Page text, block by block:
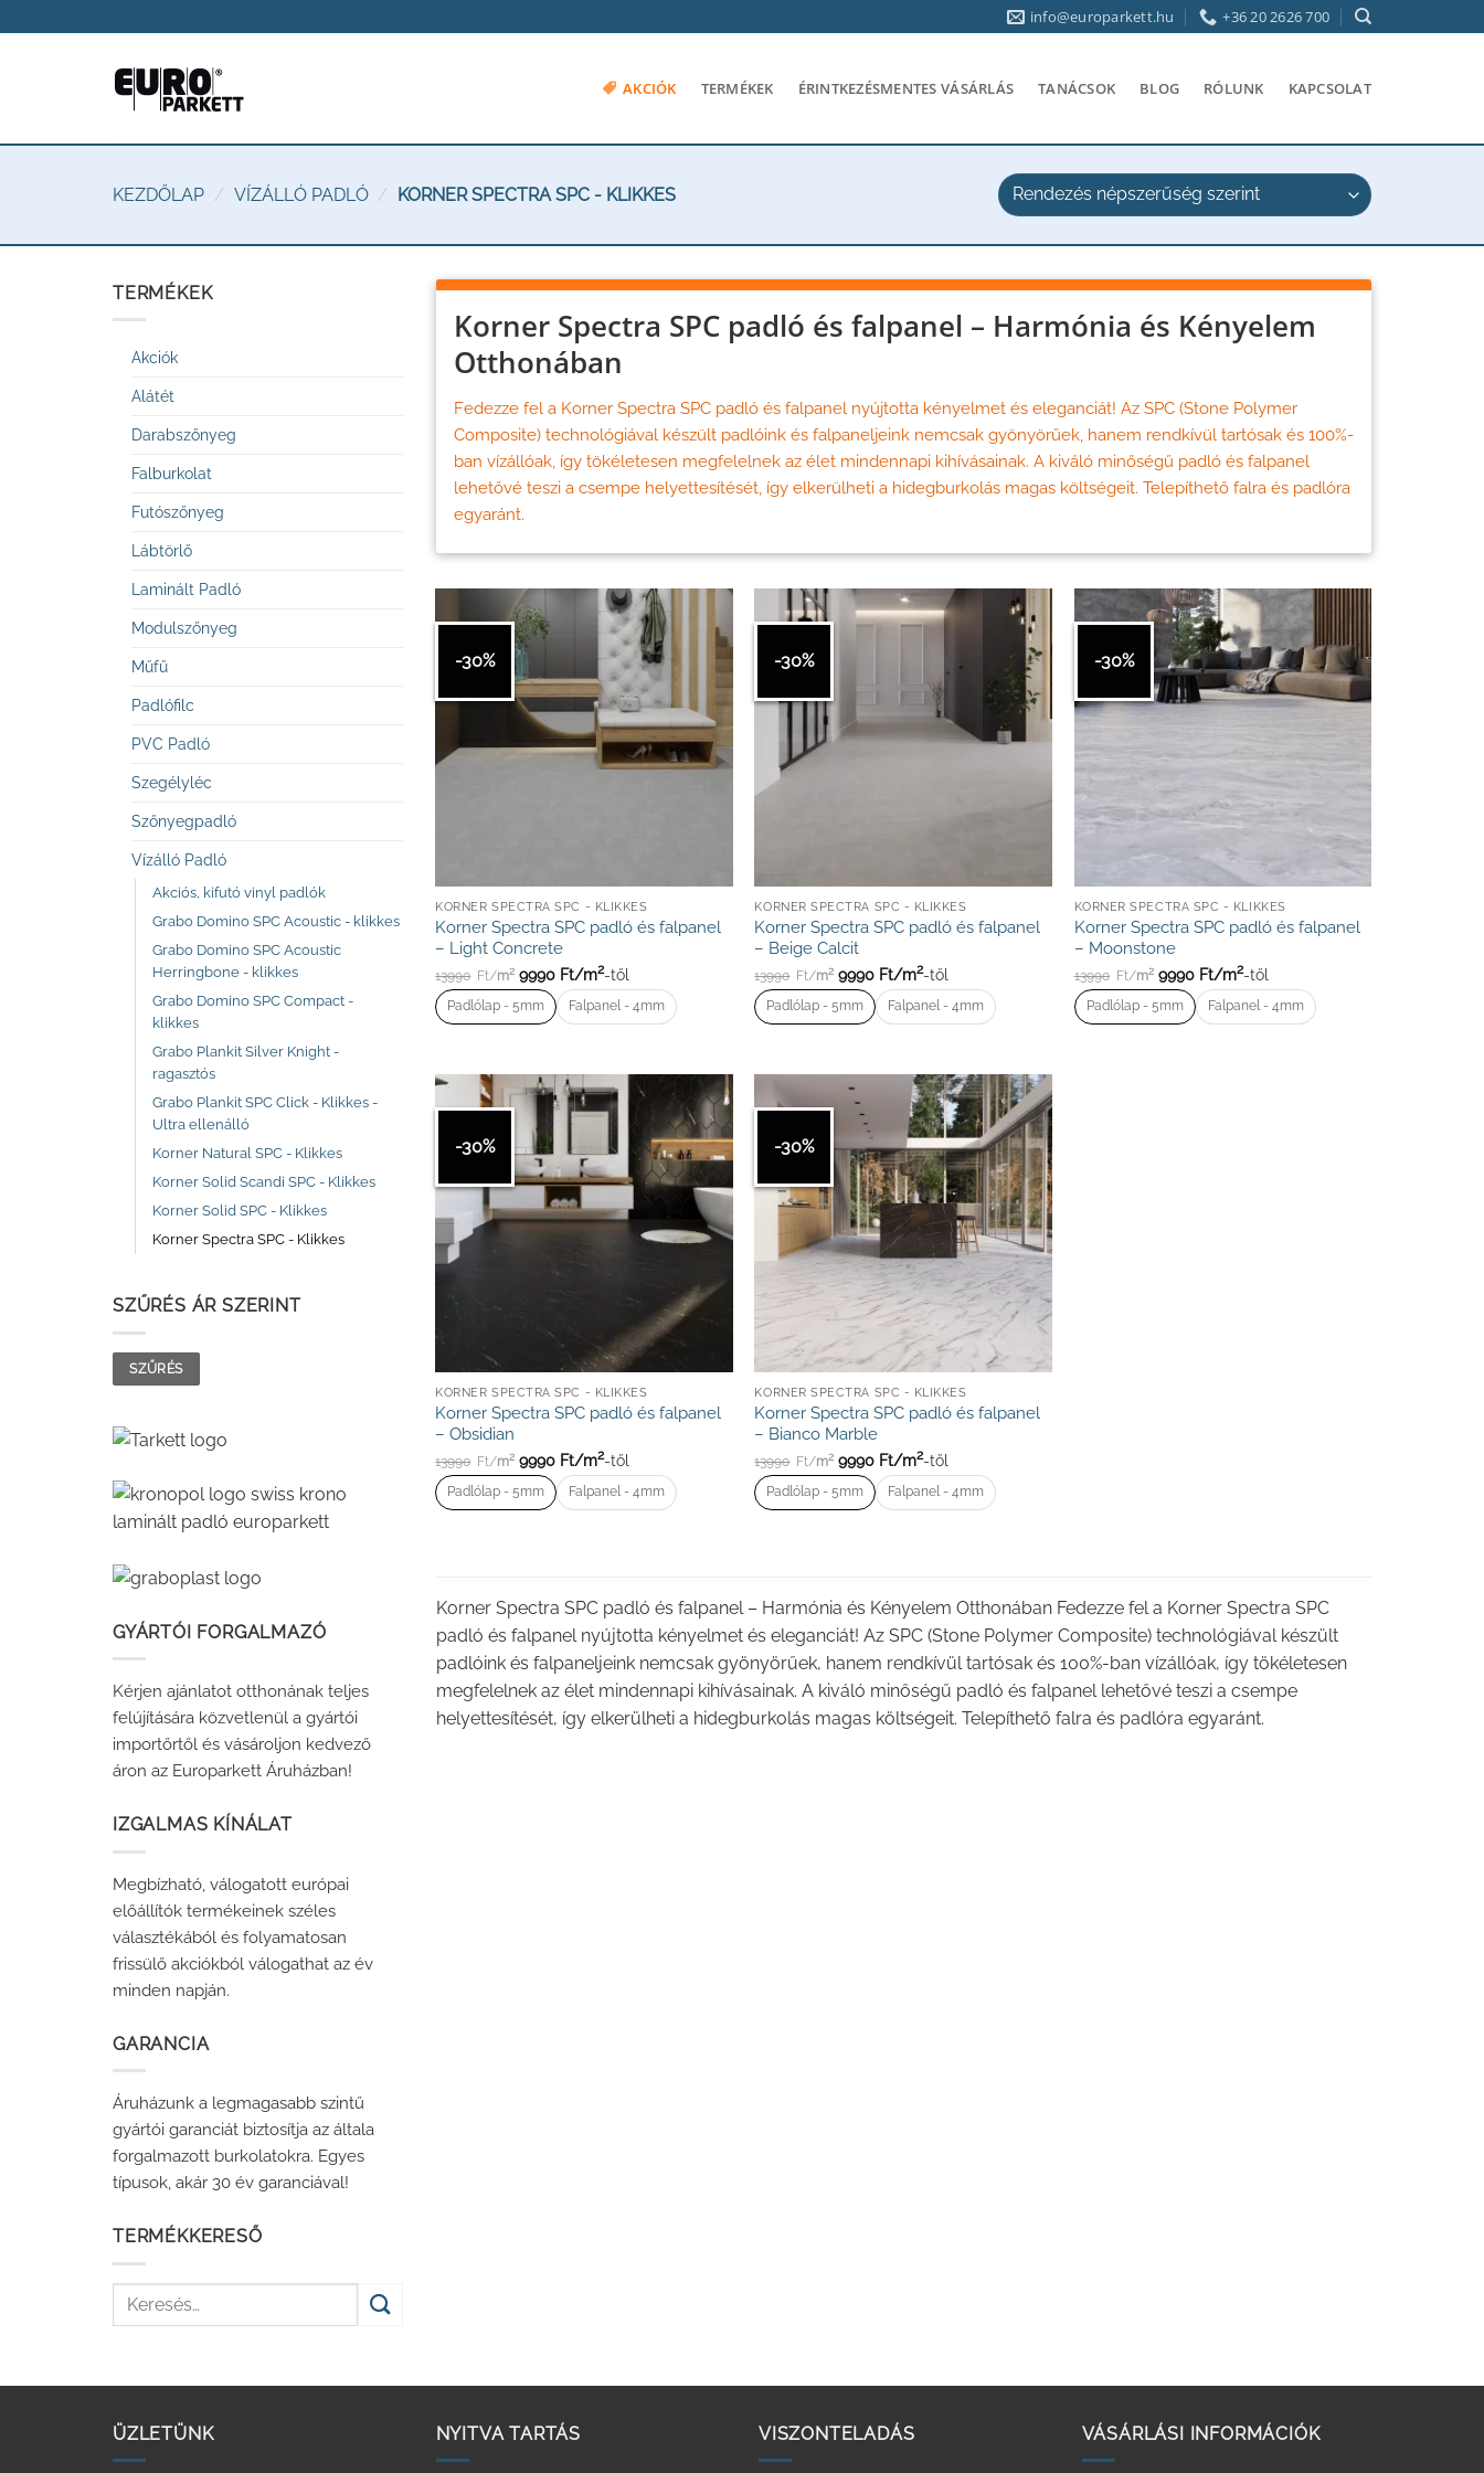
to
info@europarkett.hu +36 20 2626 700
AKCIÓK TERMÉKEK ÉRINTKEZÉSMENTES VÁSÁRLÁS TANÁCSOK BLOG RÓLUNK KAPCSOLAT
KEZDŐLAP / VÍZÁLLÓ PADLÓ / KORNER SPECTRA SPC - KLIKKES
TERMÉKEK
Akciók
Alátét
Darabszőnyeg
Falburkolat
Futószőnyeg
Lábtörlő
Laminált Padló
Modulszőnyeg
Műfű
Padlófilc
PVC Padló
Szegélyléc
Szőnyegpadló
Vízálló Padló
Akciós, kifutó vinyl padlók
Grabo Domino SPC Acoustic - klikkes
Grabo Domino SPC Acoustic
Herringbone - klikkes
Grabo Domino SPC Compact -
klikkes
Grabo Plankit Silver Knight -
ragasztós
Grabo Plankit SPC Click - Klikkes -
Ultra ellenálló
Korner Natural SPC - Klikkes
Korner Solid Scandi SPC - Klikkes
Korner Solid SPC - Klikkes
Korner Spectra SPC - Klikkes
SZŰRÉS ÁR SZERINT
Min
Max
SZŰRÉS
GYÁRTÓI FORGALMAZÓ
Kérjen ajánlatot otthonának teljes
felújítására közvetlenül a gyártói
importőrtől és vásároljon kedvező
áron az Europarkett Áruházban!
IZGALMAS KÍNÁLAT
Megbízható, válogatott európai
előállítók termékeinek széles
választékából és folyamatosan
frissülő akciókból válogathat az év
minden napján.
GARANCIA
Áruházunk a legmagasabb szintű
gyártói garanciát biztosítja az általa
forgalmazott burkolatokra. Egyes
típusok, akár 30 év garanciával!
TERMÉKKERESŐ
Keresés
Korner Spectra SPC padló és falpanel – Harmónia és Kényelem
Otthonában
Fedezze fel a Korner Spectra SPC padló és falpanel nyújtotta kényelmet és eleganciát! Az SPC (Stone Polymer
Composite) technológiával készült padlóink és falpaneljeink nemcsak gyönyörűek, hanem rendkívül tartósak és 100%-
ban vízállóak, így tökéletesen megfelelnek az élet mindennapi kihívásainak. A kiváló minőségű padló és falpanel
lehetővé teszi a csempe helyettesítését, így elkerülheti a hidegburkolás magas költségeit. Telepíthető falra és padlóra
egyaránt.
-30%
KORNER SPECTRA SPC - KLIKKES
Korner Spectra SPC padló és falpanel
– Light Concrete
13990 Ft/m2 9990 Ft/m2-től
Padlólap - 5mm Falpanel - 4mm
-30%
KORNER SPECTRA SPC - KLIKKES
Korner Spectra SPC padló és falpanel
– Beige Calcit
13990 Ft/m2 9990 Ft/m2-től
Padlólap - 5mm Falpanel - 4mm
-30%
KORNER SPECTRA SPC - KLIKKES
Korner Spectra SPC padló és falpanel
– Moonstone
13990 Ft/m29990 Ft/m2-től
Padlólap - 5mm Falpanel - 4mm
-30%
KORNER SPECTRA SPC - KLIKKES
Korner Spectra SPC padló és falpanel
– Obsidian
13990 Ft/m2 9990 Ft/m2-től
Padlólap - 5mm Falpanel - 4mm
-30%
KORNER SPECTRA SPC - KLIKKES
Korner Spectra SPC padló és falpanel
– Bianco Marble
13990 Ft/m2 9990 Ft/m2-től
Padlólap - 5mm Falpanel - 4mm
Korner Spectra SPC padló és falpanel – Harmónia és Kényelem Otthonában Fedezze fel a Korner Spectra SPC
padló és falpanel nyújtotta kényelmet és eleganciát! Az SPC (Stone Polymer Composite) technológiával készült
padlóink és falpaneljeink nemcsak gyönyörűek, hanem rendkívül tartósak és 100%-ban vízállóak, így tökéletesen
megfelelnek az élet mindennapi kihívásainak. A kiváló minőségű padló és falpanel lehetővé teszi a csempe
helyettesítését, így elkerülheti a hidegburkolás magas költségeit. Telepíthető falra és padlóra egyaránt.
ÜZLETÜNK NYITVA TARTÁS VISZONTELADÁS VÁSÁRLÁSI INFORMÁCIÓK